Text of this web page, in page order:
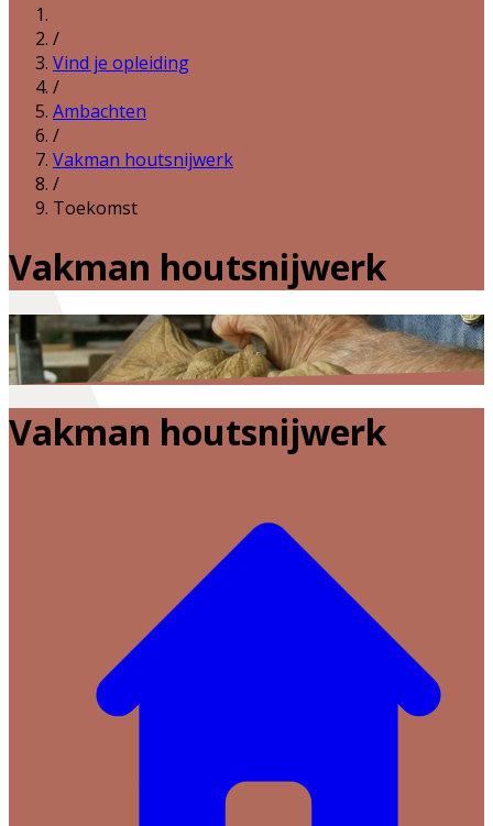
/
Vind je opleiding
/
Ambachten
/
Vakman houtsnijwerk
/
Toekomst
Vakman houtsnijwerk
Vakman houtsnijwerk